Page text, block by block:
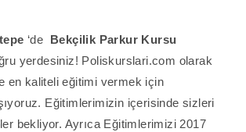
‘de Bekçilik Parkur Kursu
yerdesiniz! Poliskurslari.com olarak
en kaliteli eğitimi vermek için
Eğitimlerimizin içerisinde sizleri
bekliyor. Ayrıca Eğitimlerimizi 2017